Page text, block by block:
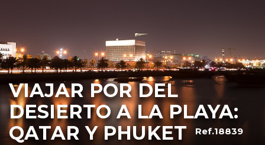
VIAJAR POR DEL
DESIERTO A LA PLAYA:
QATAR Y PHUKET
Ref.18839